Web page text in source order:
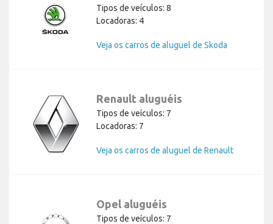
Tipos de veículos: 8
Locadoras: 4
Veja os carros de aluguel de Skoda
Renault aluguéis
Tipos de veículos: 7
Locadoras: 7
Veja os carros de aluguel de Renault
Opel aluguéis
Tipos de veículos: 7